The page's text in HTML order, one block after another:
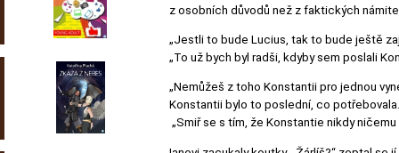
z osobních důvodů než z faktických
„Jestli to bude Lucius, tak to bude ještě
„To už bych byl radši, kdyby sem poslali
„Nemůžeš z toho Konstantii pro jednou
Konstantii bylo to poslední, co
„Smiř se s tím, že Konstantie nikdy